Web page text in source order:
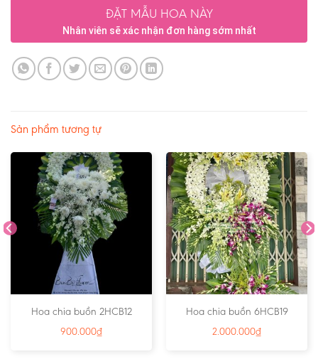
ĐẶT MẪU HOA NÀY
Nhân viên sẽ xác nhận đơn hàng sớm nhất
Sản phẩm tương tự
Hoa chia buồn 2HCB12
900.000₫
Hoa chia buồn 6HCB19
2.000.000₫